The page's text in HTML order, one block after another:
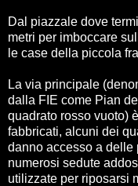
Dal piazzale dove
metri per imboccare
le case della piccola
La via principale
dalla FIE come Pian
quadrato rosso vuoto)
fabbricati, alcuni dei
danno accesso a delle
numerosi sedute
utilizzate per riposarsi